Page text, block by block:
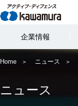
企業情報
Home ニュース
ニュース